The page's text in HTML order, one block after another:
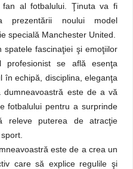
fan al fotbalului. Ţinuta va fi
prezentării noului model
specială Manchester United.
spatele fascinaţiei şi emoţiilor
profesionist se află esenţa
în echipă, disciplina, eleganţa
dumneavoastră este de a vă
fotbalului pentru a surprinde
releve puterea de atracţie
este de a crea un
care să explice regulile şi